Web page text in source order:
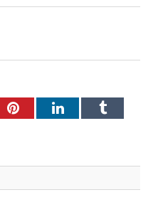
PinterestLinkedInTumblr